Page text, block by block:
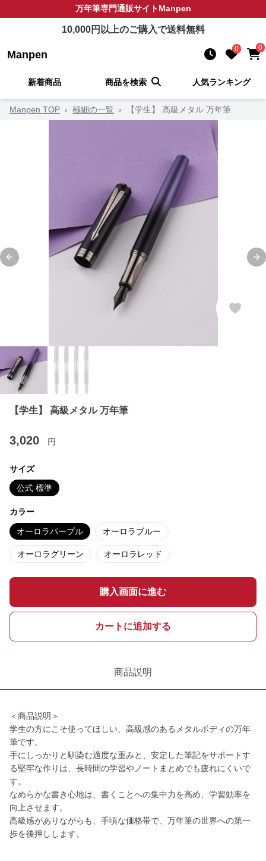
万年筆専門通販サイトManpen
10,000円以上のご購入で送料無料
Manpen 0 0
新着商品 商品を検索 人気ランキング
Manpen TOP › 極細の一覧 › 【学生】 高級メタル 万年筆
Previous slide
【学生】 高級メタル 万年筆
3,020 円
サイズ
公式 標準
カラー
オーロラパープル オーロラブルー
オーロラグリーン オーロラレッド
購入画面に進む
カートに追加する
商品説明
＜商品説明＞
学生の方にこそ使ってほしい、高級感のあるメタルボディの万年
筆です。
手にしっかりと馴染む適度な重みと、安定した筆記をサポートす
る堅牢な作りは、長時間の学習やノートまとめでも疲れにくいで
す。
なめらかな書き心地は、書くことへの集中力を高め、学習効率を
向上させます。
高級感がありながらも、手頃な価格帯で、万年筆の世界への第一
歩を後押しします。